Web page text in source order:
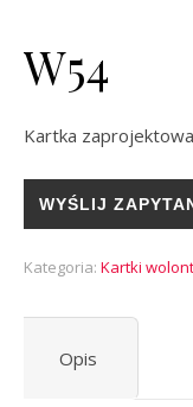
W54
Kartka
WYŚLIJ
Kategoria: Kartki
Opis